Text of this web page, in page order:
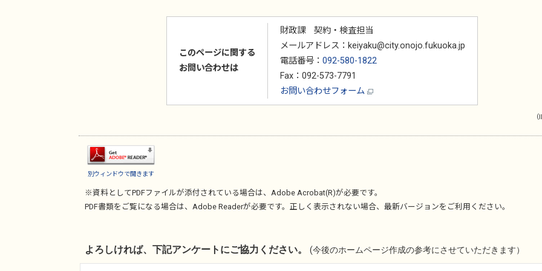
このページに関する
お問い合わせは
財政課 契約・検査担当
メールアドレス：keiyaku@city.onojo.fukuoka.jp
電話番号： 092-580-1822
Fax：092-573-7791
お問い合わせフォーム
別ウィンドウで開きます
※資料としてPDFファイルが添付されている場合は、 Adobe Acrobat(R)が必要です。
PDF書類をご覧になる場合は、 Adobe Readerが必要です。正しく表示されない場合、最新バージョンをご利用ください。